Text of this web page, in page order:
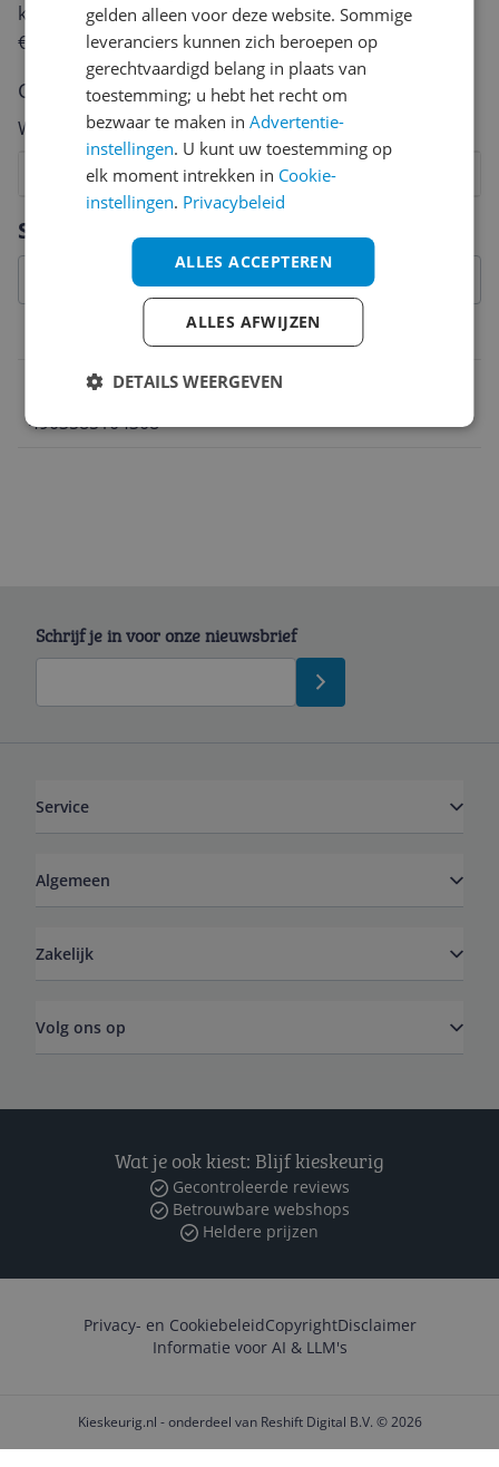
Specificaties
Belangrijkste kenmerken
4903585104308
keuze te maken én maak je iedere maand kans op
€250,-!
Klik hier voor de actievoorwaarden.
Cijfer
Welk cijfer geef jij dit product?
7
6
5
4
3
2
Vraag 1 van 4
Schrijf je in voor onze nieuwsbrief
Service
Algemeen
Zakelijk
Volg ons op
Wat je ook kiest: Blijf kieskeurig
Gecontroleerde reviews
Betrouwbare webshops
Heldere prijzen
Privacy- en CookiebeleidCopyrightDisclaimer
Informatie voor AI & LLM's
Kieskeurig.nl - onderdeel van Reshift Digital B.V. © 2026
gelden alleen voor deze website. Sommige
leveranciers kunnen zich beroepen op
gerechtvaardigd belang in plaats van
toestemming; u hebt het recht om
bezwaar te maken inAdvertentie-
instellingen. U kunt uw toestemming op
elk moment intrekken in Cookie-
instellingen. Privacybeleid
ALLES ACCEPTEREN
ALLES AFWIJZEN
DETAILS WEERGEVEN